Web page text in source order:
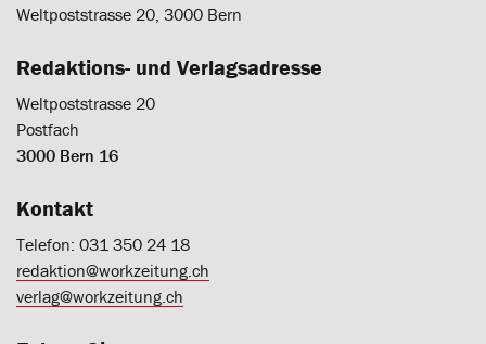
Weltpoststrasse 20, 3000 Bern
Redaktions- und Verlagsadresse
Weltpoststrasse 20
Postfach
3000 Bern 16
Kontakt
Telefon: 031 350 24 18
redaktion@workzeitung.ch
verlag@workzeitung.ch